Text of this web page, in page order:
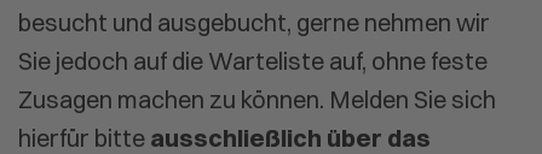
besucht und ausgebucht, gerne nehmen wir
Sie jedoch auf die Warteliste auf, ohne feste
Zusagen machen zu können. Melden Sie sich
hierfür bitte ausschließlich über das